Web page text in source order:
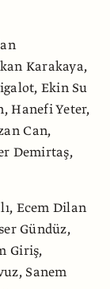
Karakaya,
Ekin Su
Hanefi Yeter,
Can,
Demirtaş,
Ecem Dilan
Gündüz,
Giriş,
Sanem